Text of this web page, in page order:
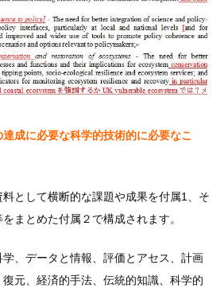
達成に必要な科学的技術的に必要なこ
として横断的な課題や成果を付属1、そ
まとめた付属２で構成されます。
、データと情報、評価とアセス、計画
元、経済的手法、伝統的知識、科学的